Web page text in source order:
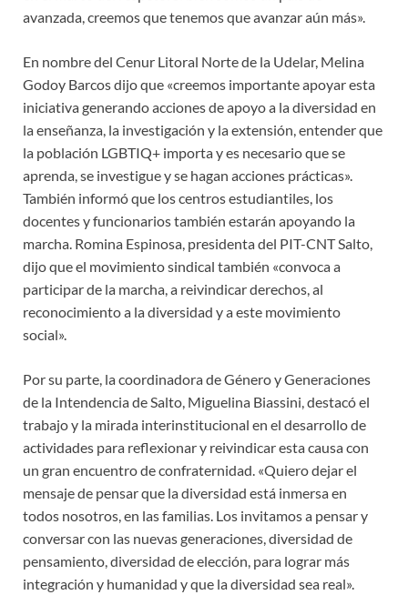
avanzada, creemos que tenemos que avanzar aún más».
En nombre del Cenur Litoral Norte de la Udelar, Melina
Godoy Barcos dijo que «creemos importante apoyar esta
iniciativa generando acciones de apoyo a la diversidad en
la enseñanza, la investigación y la extensión, entender que
la población LGBTIQ+ importa y es necesario que se
aprenda, se investigue y se hagan acciones prácticas».
También informó que los centros estudiantiles, los
docentes y funcionarios también estarán apoyando la
marcha. Romina Espinosa, presidenta del PIT-CNT Salto,
dijo que el movimiento sindical también «convoca a
participar de la marcha, a reivindicar derechos, al
reconocimiento a la diversidad y a este movimiento
social».
Por su parte, la coordinadora de Género y Generaciones
de la Intendencia de Salto, Miguelina Biassini, destacó el
trabajo y la mirada interinstitucional en el desarrollo de
actividades para reflexionar y reivindicar esta causa con
un gran encuentro de confraternidad. «Quiero dejar el
mensaje de pensar que la diversidad está inmersa en
todos nosotros, en las familias. Los invitamos a pensar y
conversar con las nuevas generaciones, diversidad de
pensamiento, diversidad de elección, para lograr más
integración y humanidad y que la diversidad sea real».